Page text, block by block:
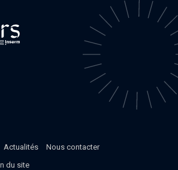
Actualités
Nous contacter
du site